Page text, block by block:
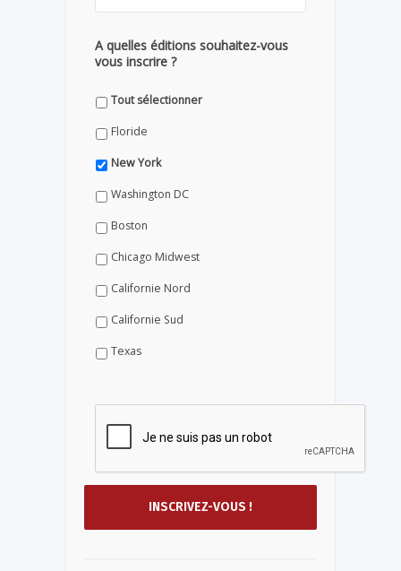
A quelles éditions souhaitez-vous
vous inscrire ?
Tout sélectionner
Floride
New York
Washington DC
Boston
Chicago Midwest
Californie Nord
Californie Sud
Texas